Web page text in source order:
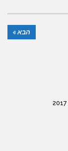
הבא »